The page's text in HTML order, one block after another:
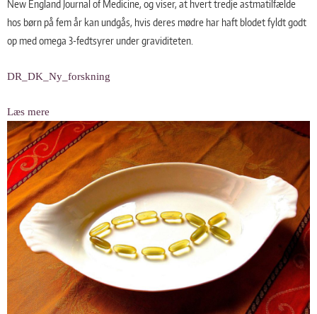
New England Journal of Medicine, og viser, at hvert tredje astmatilfælde
hos børn på fem år kan undgås, hvis deres mødre har haft blodet fyldt godt
op med omega 3-fedtsyrer under graviditeten.
DR_DK_Ny_forskning
Læs mere